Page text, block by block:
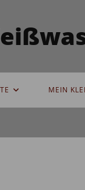
MEIN